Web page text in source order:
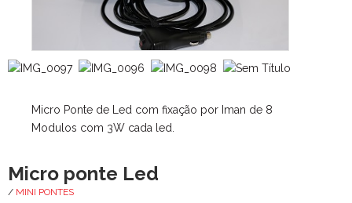
Micro Ponte de Led com fixação por Iman de 8
Modulos com 3W cada led.
Micro ponte Led
/ MINI PONTES